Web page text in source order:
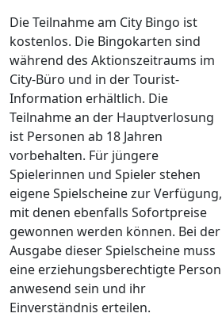
Die Teilnahme am City Bingo ist
kostenlos. Die Bingokarten sind
während des Aktionszeitraums im
City-Büro und in der Tourist-
Information erhältlich. Die
Teilnahme an der Hauptverlosung
ist Personen ab 18 Jahren
vorbehalten. Für jüngere
Spielerinnen und Spieler stehen
eigene Spielscheine zur Verfügung,
mit denen ebenfalls Sofortpreise
gewonnen werden können. Bei der
Ausgabe dieser Spielscheine muss
eine erziehungsberechtigte Person
anwesend sein und ihr
Einverständnis erteilen.